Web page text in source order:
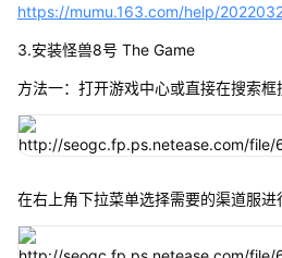
https://mumu.163.com/help/
3.安装怪兽8号 The Game
方法一：打开游戏中心或直接在搜索框
在右上角下拉菜单选择需要的渠道服进